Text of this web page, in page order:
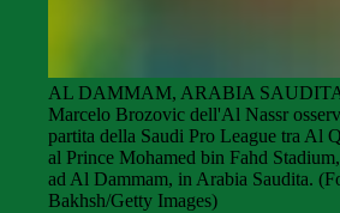
AL DAMMAM, ARABIA
Marcelo Brozovic dell'Al Nassr
partita della Saudi Pro League tra Al
al Prince Mohamed bin Fahd
ad Al Dammam, in Arabia Saudita.
Bakhsh/Getty Images)